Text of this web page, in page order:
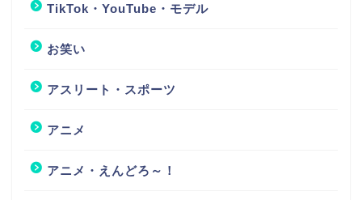
TikTok・YouTube・モデル
お笑い
アスリート・スポーツ
アニメ
アニメ・えんどろ～！